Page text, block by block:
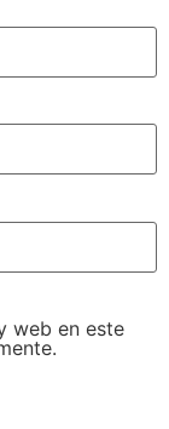
web en este